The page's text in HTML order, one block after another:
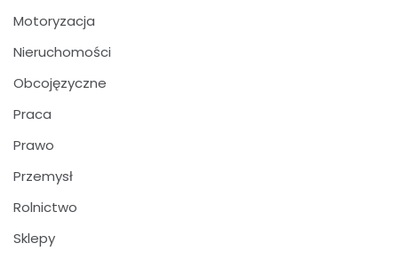
Motoryzacja
Nieruchomości
Obcojęzyczne
Praca
Prawo
Przemysł
Rolnictwo
Sklepy